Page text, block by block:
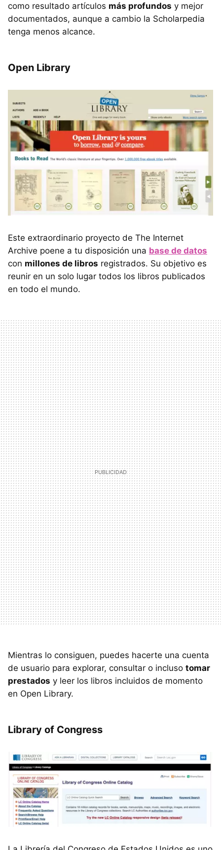
como resultado artículos más profundos y mejor
documentados, aunque a cambio la Scholarpedia
tenga menos alcance.
Open Library
Este extraordinario proyecto de The Internet
Archive poene a tu disposición una base de datos
con millones de libros registrados. Su objetivo es
reunir en un solo lugar todos los libros publicados
en todo el mundo.
Mientras lo consiguen, puedes hacerte una cuenta
de usuario para explorar, consultar o incluso tomar
prestados y leer los libros incluidos de momento
en Open Library.
Library of Congress